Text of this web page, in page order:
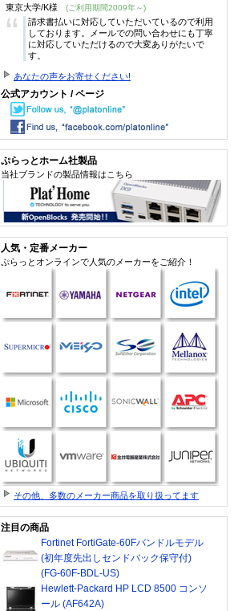
東京大学/K様 (ご利用期間2009年～)
“
請求書払いに対応していただいているので利用
しております。メールでの問い合わせにも丁寧
に対応していただけるので大変ありがたいで
す。
あなたの声をお寄せください!
公式アカウント / ページ
ぷらっとホーム社製品
当社ブランドの製品情報はこちら
人気・定番メーカー
ぷらっとオンラインで人気のメーカーをご紹介！
その他、多数のメーカー商品を取り扱ってます
注目の商品
Fortinet FortiGate-60Fバンドルモデル
(初年度先出しセンドバック保守付)
(FG-60F-BDL-US)
Hewlett-Packard HP LCD 8500 コンソ
ール (AF642A)